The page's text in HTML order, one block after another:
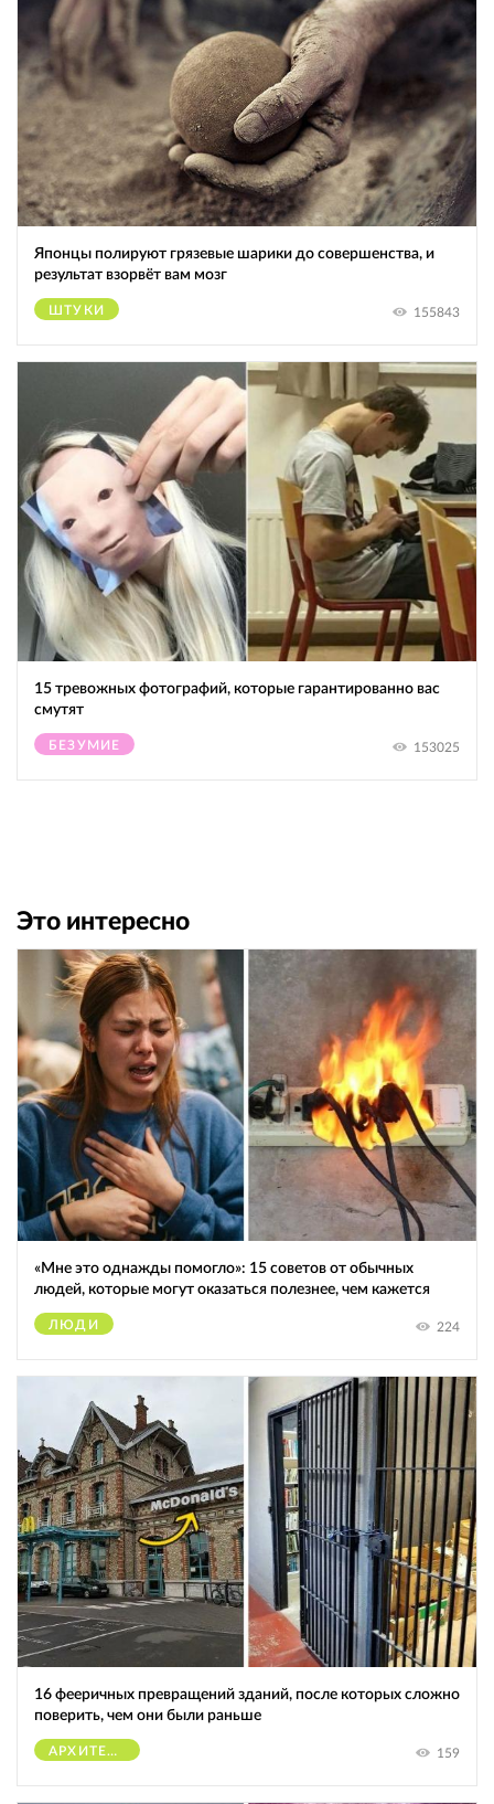
Японцы полируют грязевые шарики до совершенства, и
результат взорвёт вам мозг
ШТУКИ 155843
15 тревожных фотографий, которые гарантированно вас
смутят
БЕЗУМИЕ 153025
Это интересно
«Мне это однажды помогло»: 15 советов от обычных
людей, которые могут оказаться полезнее, чем кажется
ЛЮДИ 224
16 фееричных превращений зданий, после которых сложно
поверить, чем они были раньше
АРХИТЕКТУРА 159